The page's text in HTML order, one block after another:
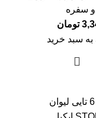
و سفره
تومان
به سبد خرید